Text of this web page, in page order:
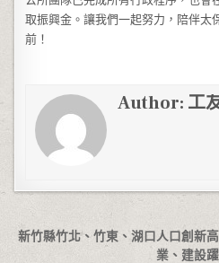
取振興金。讓我們一起努力，陪伴太
前！
Author: 工
文章導覽
新竹縣竹北、竹東、湖口人口創新
業、建設